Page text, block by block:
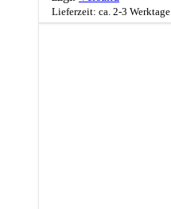
Lieferzeit: ca. 2-3 Werktage